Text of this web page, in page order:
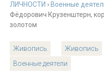
ЛИЧНОСТИ › Военные
Фёдорович Крузенштерн,
золотом
Живопись Живопись
Военные деятели